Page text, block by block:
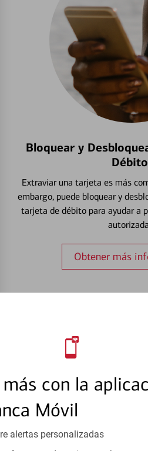
con la
Móvil
alertas personalizadas
Bloquear y
Extraviar una tarjeta es más
embargo, puede bloquear y
tarjeta de débito para ayudar a
Obtener más
Explore
Productos
Ofrecemos una amplia gama